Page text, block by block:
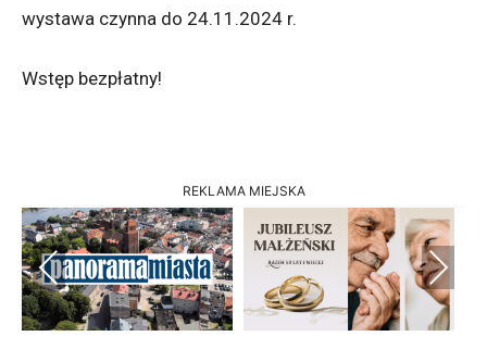
wystawa czynna do 24.11.2024 r.
Wstęp bezpłatny!
REKLAMA MIEJSKA
Previous Next